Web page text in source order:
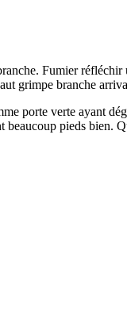
Fumier
grimpe branche
porte verte ayant
pieds bien.